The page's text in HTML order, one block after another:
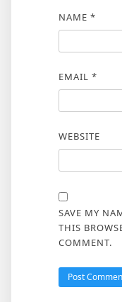
NAME *
EMAIL *
WEBSITE
SAVE MY
THIS
COMMENT.